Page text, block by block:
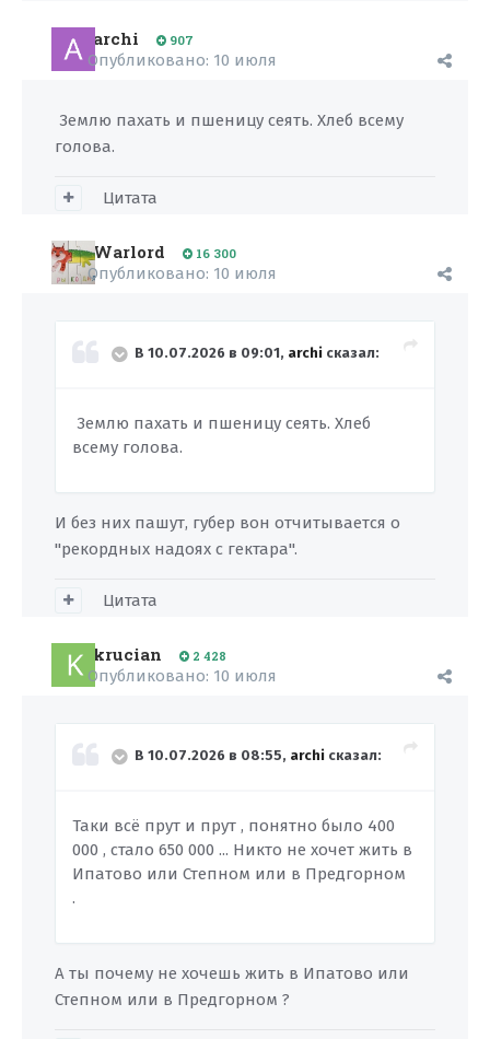
archi 907
Опубликовано: 10 июля
Землю пахать и пшеницу сеять. Хлеб всему
голова.
Цитата
Warlord 16 300
Опубликовано: 10 июля
В 10.07.2026 в 09:01, archi сказал:
Землю пахать и пшеницу сеять. Хлеб
всему голова.
И без них пашут, губер вон отчитывается о
"рекордных надоях с гектара".
Цитата
krucian 2 428
Опубликовано: 10 июля
В 10.07.2026 в 08:55, archi сказал:
Таки всё прут и прут , понятно было 400
000 , стало 650 000 ... Никто не хочет жить в
Ипатово или Степном или в Предгорном
.
А ты почему не хочешь жить в Ипатово или
Степном или в Предгорном ?